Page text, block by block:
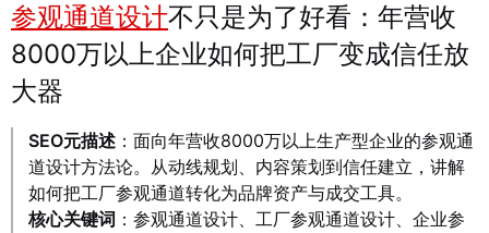
参观通道设计不只是为了好看：年营收
8000万以上企业如何把工厂变成信任放
大器
SEO元描述：面向年营收8000万以上生产型企业的参观通
道设计方法论。从动线规划、内容策划到信任建立，讲解
如何把工厂参观通道转化为品牌资产与成交工具。
核心关键词 ：参观通道设计、工厂参观通道设计、企业参